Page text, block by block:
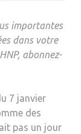
importantes
dans votre
abonnez-
7 janvier
des
pas un jour